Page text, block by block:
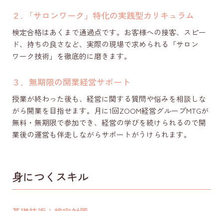
２. 「サロンワーク」特化の実践型カリキュラム
検定合格はあくまで通過点です。お客様への接客、スピー
ド、持ちの良さなど、実際の現場で求められる「サロン
ワーク技術」を徹底的に磨きます。
３．無期限の開業経営サポート
授業が終わった後も、経営に関する質問や悩みを相談しな
がら開業を目指せます。月に1回ZOOM経営グループMTGが
無料・無期限で参加でき、経営の学びを続けられるので開
業後の運営も伴走しながらサポートがうけられます。
身につくスキル